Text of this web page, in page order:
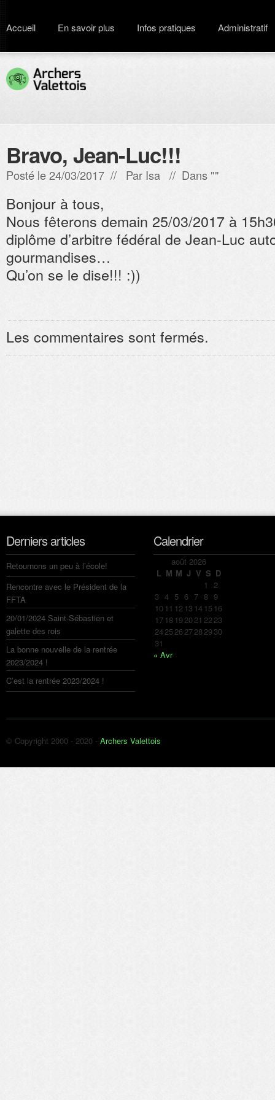
Accueil En savoir plus Infos pratiques Administratif
Bravo, Jean-Luc!!!
Posté le 24/03/2017 // Par Isa // Dans ""
Bonjour à tous,
Nous fêterons demain 25/03/2017 à
diplôme d’arbitre fédéral de Jean-Luc
gourmandises…
Qu’on se le dise!!! :))
Les commentaires sont fermés.
Derniers articles
Retournons un peu à l’école!
Rencontre avec le Président de la
FFTA
20/01/2024 Saint-Sébastien et
galette des rois
La bonne nouvelle de la rentrée
2023/2024 !
C’est la rentrée 2023/2024 !
Calendrier
août 2026
L M M J V S D
1 2
3 4 5 6 7 8 9
10 11 12 13 14 15 16
17 18 192021 2223
24252627282930
31
« Avr
© Copyright 2000 - 2020 - Archers Valettois